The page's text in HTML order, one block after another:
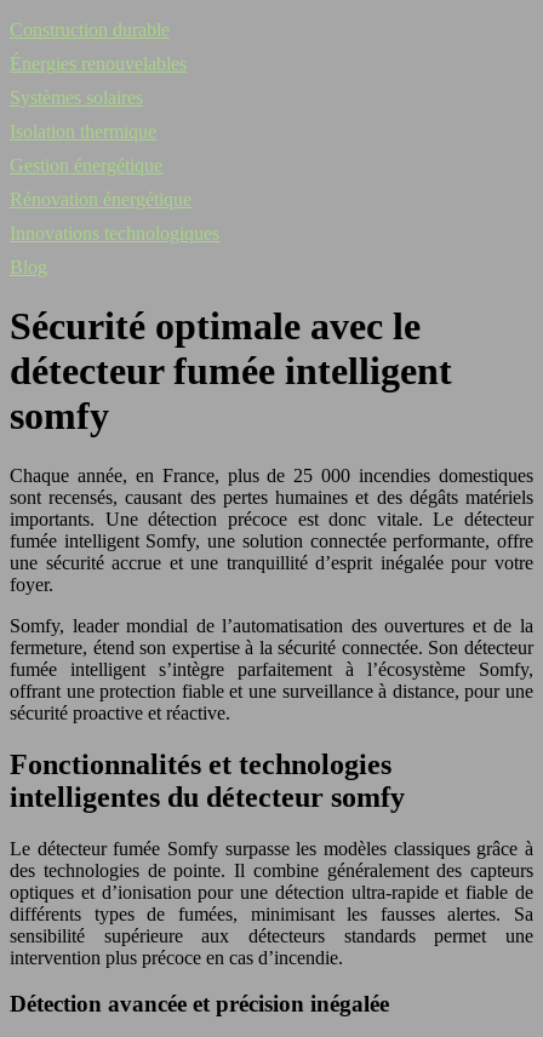
Construction durable
Énergies renouvelables
Systèmes solaires
Isolation thermique
Gestion énergétique
Rénovation énergétique
Innovations technologiques
Blog
Sécurité optimale avec le
détecteur fumée intelligent
somfy
Chaque année, en France, plus de 25 000 incendies domestiques
sont recensés, causant des pertes humaines et des dégâts matériels
importants. Une détection précoce est donc vitale. Le détecteur
fumée intelligent Somfy, une solution connectée performante, offre
une sécurité accrue et une tranquillité d’esprit inégalée pour votre
foyer.
Somfy, leader mondial de l’automatisation des ouvertures et de la
fermeture, étend son expertise à la sécurité connectée. Son détecteur
fumée intelligent s’intègre parfaitement à l’écosystème Somfy,
offrant une protection fiable et une surveillance à distance, pour une
sécurité proactive et réactive.
Fonctionnalités et technologies
intelligentes du détecteur somfy
Le détecteur fumée Somfy surpasse les modèles classiques grâce à
des technologies de pointe. Il combine généralement des capteurs
optiques et d’ionisation pour une détection ultra-rapide et fiable de
différents types de fumées, minimisant les fausses alertes. Sa
sensibilité supérieure aux détecteurs standards permet une
intervention plus précoce en cas d’incendie.
Détection avancée et précision inégalée